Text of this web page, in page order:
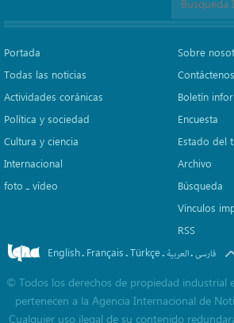
Portada
Todas las noticias
Actividades coránicas
Política y sociedad
Cultura y ciencia
Internacional
foto ـ vídeo
Sobre
Contáctenos
Boletín
Encuesta
Estado del
Archivo
Búsqueda
Vínculos
RSS
English. Français.Türkçe. العربیة.فارسی
© Todos los derechos de propiedad industrial
pertenecen a la Agencia Internacional de
Cualquier uso ilegal de su contenido